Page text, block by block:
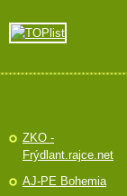
ZKO -
Frýdlant.rajce.net
AJ-PE Bohemia